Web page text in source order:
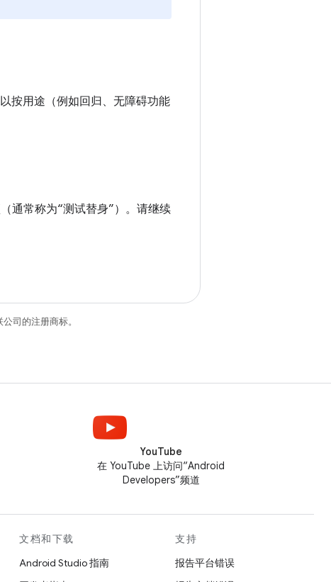
按用途（例如回归、无障碍功能
通常称为“测试替身”）。请继续
司的注册商标。
YouTube
在 YouTube 上访问“Android
Developers”频道
文档和下载
Android Studio 指南
支持
报告平台错误